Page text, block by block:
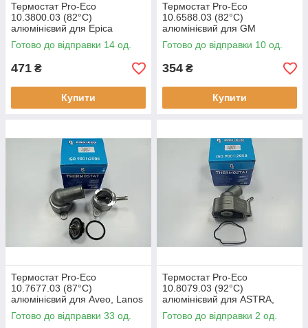
Термостат Pro-Eco
10.3800.03 (82°C)
алюмінієвий для Epica
оригінальні номери:
96393800
Готово до відправки 14 од.
471 ₴
Купити
Термостат Pro-Eco
10.6588.03 (82°C)
алюмінієвий для GM
оригінальні номери: 9046588
Готово до відправки 10 од.
354 ₴
Купити
Термостат Pro-Eco
10.7677.03 (87°C)
алюмінієвий для Aveo, Lanos
1.6 оригінальні номери:
96407677
Готово до відправки 33 од.
Термостат Pro-Eco
10.8079.03 (92°C)
алюмінієвий для ASTRA,
VECTRA оригінальні номери:
1338079
Готово до відправки 2 од.